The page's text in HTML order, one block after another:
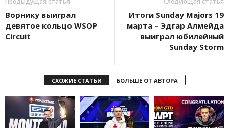
Ворнику выиграл
девятое кольцо WSOP
Circuit
Итоги Sunday Majors 19
марта – Эдгар Алмейда
выиграл юбилейный
Sunday Storm
СХОЖИЕ СТАТЬИ БОЛЬШЕ ОТ АВТОРА